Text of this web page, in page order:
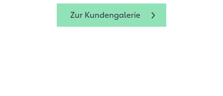
Zur Kundengalerie